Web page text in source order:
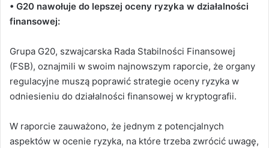
• G20 nawołuje do lepszej oceny ryzyka w działalności
finansowej:
Grupa G20, szwajcarska Rada Stabilności Finansowej
(FSB), oznajmili w swoim najnowszym raporcie, że organy
regulacyjne muszą poprawić strategie oceny ryzyka w
odniesieniu do działalności finansowej w kryptografii.
W raporcie zauważono, że jednym z potencjalnych
aspektów w ocenie ryzyka, na które trzeba zwrócić uwagę,